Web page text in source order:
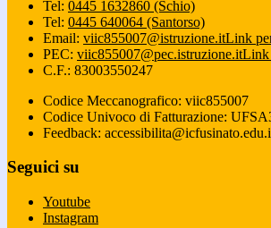
Tel: 0445 1632860 (Schio)
Tel: 0445 640064 (Santorso)
Email: viic855007@istruzione.itLink
PEC: viic855007@pec.istruzione.itLink
C.F.: 83003550247
Codice Meccanografico: viic855007
Codice Univoco di Fatturazione:
Feedback:
Seguici su
Youtube
Instagram